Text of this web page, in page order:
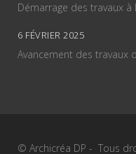
Démarrage des travaux à
6 FÉVRIER 2025
Avancement des travaux
© Archicréa DP - Tous